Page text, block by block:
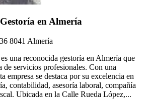
en Almería
8041 Almería
una reconocida gestoría en Almería que
de servicios profesionales. Con una
empresa se destaca por su excelencia en
contabilidad, asesoría laboral, compañía
Ubicada en la Calle Rueda López,...